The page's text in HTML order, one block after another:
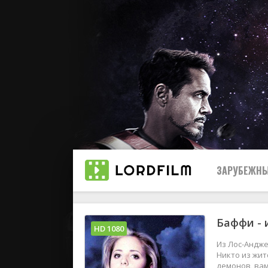
Все
2019
Баффи -
Из Лос-
Никто из
демонов,
HD 1080